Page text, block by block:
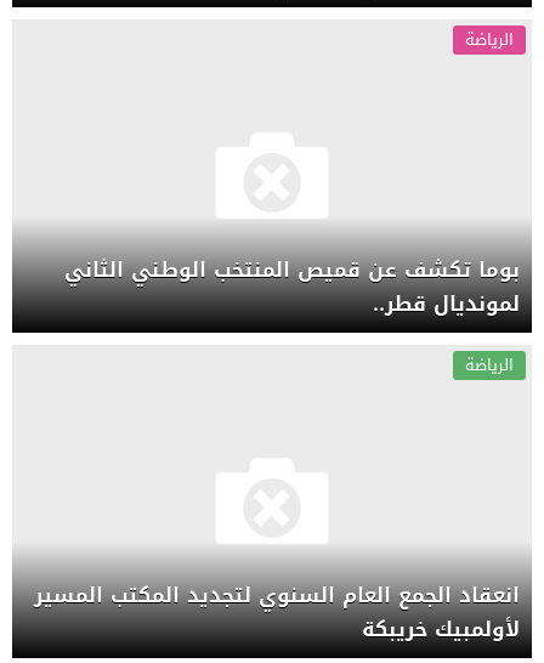
الرياضة
بوما تكشف عن قميص المنتخب الوطني الثاني
لمونديال قطر..
الرياضة
انعقاد الجمع العام السنوي لتجديد المكتب المسير
لأولمبيك خريبكة